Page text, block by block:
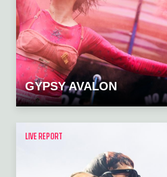
GYPSY AVALON
LIVE REPORT